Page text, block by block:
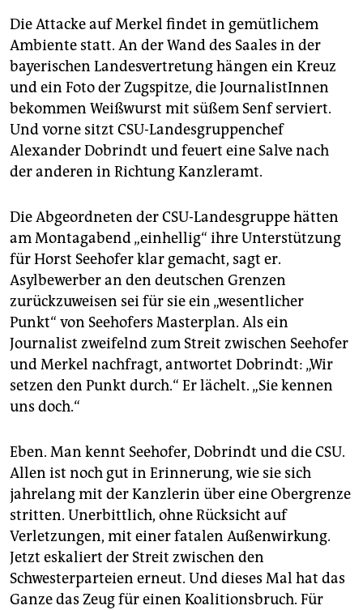
unterstützen
abo
genossenschaft
epaper login
Die Attacke auf Merkel findet in gemütlichem
Ambiente statt. An der Wand des Saales in der
bayerischen Landesvertretung hängen ein Kreuz
und ein Foto der Zugspitze, die JournalistInnen
bekommen Weißwurst mit süßem Senf serviert.
Und vorne sitzt CSU-Landesgruppenchef
Alexander Dobrindt und feuert eine Salve nach
der anderen in Richtung Kanzleramt.
Die Abgeordneten der CSU-Landesgruppe hätten
am Montagabend „einhellig“ ihre Unterstützung
für Horst Seehofer klar gemacht, sagt er.
Asylbewerber an den deutschen Grenzen
zurückzuweisen sei für sie ein „wesentlicher
Punkt“ von Seehofers Masterplan. Als ein
Journalist zweifelnd zum Streit zwischen Seehofer
und Merkel nachfragt, antwortet Dobrindt: „Wir
setzen den Punkt durch.“ Er lächelt. „Sie kennen
uns doch.“
Eben. Man kennt Seehofer, Dobrindt und die CSU.
Allen ist noch gut in Erinnerung, wie sie sich
jahrelang mit der Kanzlerin über eine Obergrenze
stritten. Unerbittlich, ohne Rücksicht auf
Verletzungen, mit einer fatalen Außenwirkung.
Jetzt eskaliert der Streit zwischen den
Schwesterparteien erneut. Und dieses Mal hat das
Ganze das Zeug für einen Koalitionsbruch. Für